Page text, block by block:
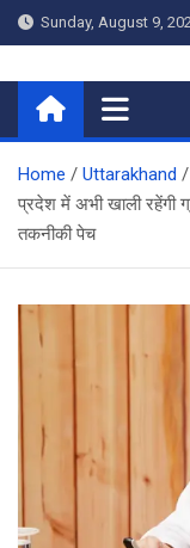
Skip
to
Sunday, August 9,
Home
Home
Uttarakhand
प्रदेश में अभी खाली रहेंगी
तकनीकी पेच